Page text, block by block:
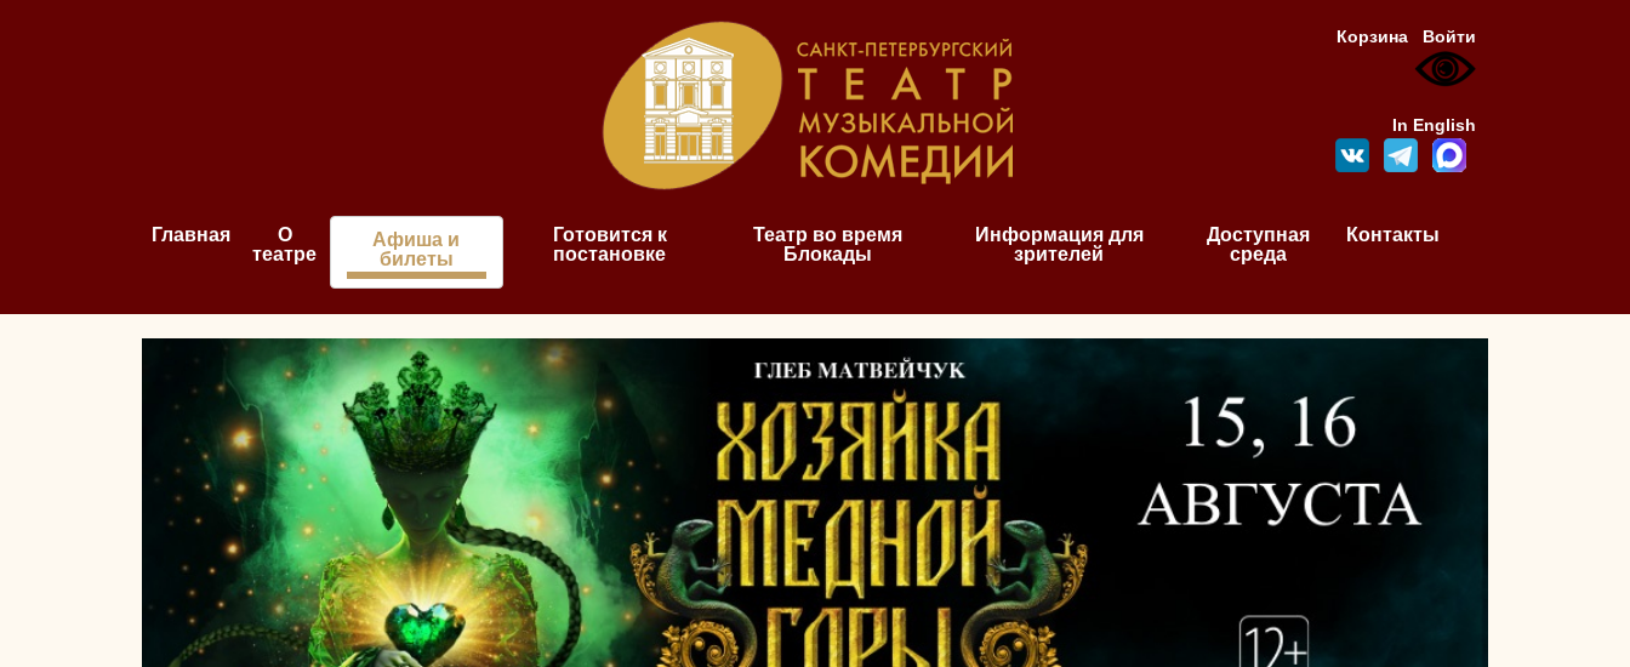
Корзина Войти
In English
Главная
О
театре
Афиша и
билеты
Готовится к
постановке
Театр во время
Блокады
Информация для
зрителей
Доступная
среда
Контакты